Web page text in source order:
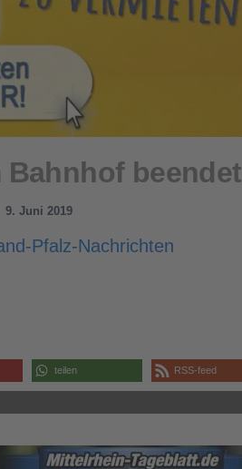
beendet
9. Juni 2019
Pfalz-Nachrichten
teilen RSS-feed